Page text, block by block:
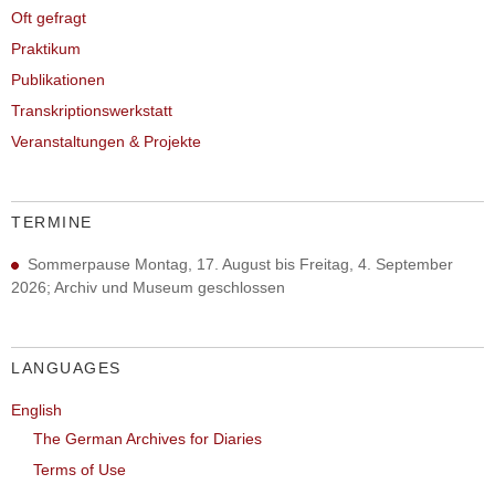
Oft gefragt
Praktikum
Publikationen
Transkriptionswerkstatt
Veranstaltungen & Projekte
TERMINE
Sommerpause Montag, 17. August bis Freitag, 4. September
2026; Archiv und Museum geschlossen
LANGUAGES
English
The German Archives for Diaries
Terms of Use